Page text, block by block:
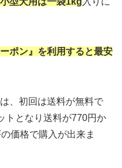
ポン』を利用すると最安
、初回は送料が無料で
トとなり送料が770円か
価格で購入が出来ま